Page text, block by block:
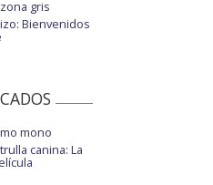
gris
Bienvenidos
mono
canina: La